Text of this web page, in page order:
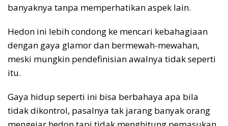
banyaknya tanpa memperhatikan aspek lain.
Hedon ini lebih condong ke mencari kebahagiaan
dengan gaya glamor dan bermewah-mewahan,
meski mungkin pendefinisian awalnya tidak seperti
itu.
Gaya hidup seperti ini bisa berbahaya apa bila
tidak dikontrol, pasalnya tak jarang banyak orang